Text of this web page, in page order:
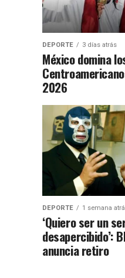
DEPORTE 3 días atrás
México domina
2026
DEPORTE 1 semana
‘Quiero ser un
desapercibido’:
anuncia retiro